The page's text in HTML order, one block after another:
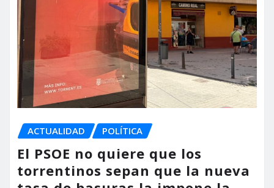
ACTUALIDAD POLÍTICA
El PSOE no quiere que los
torrentinos sepan que la nueva